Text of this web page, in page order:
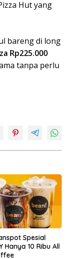
Hut yang
bareng di long
Rp225.000
tanpa perlu
Spesial
Hanya 10 Ribu All